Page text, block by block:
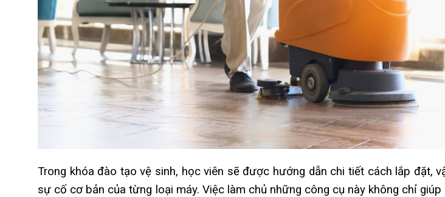
Trong khóa đào tạo vệ sinh, học viên sẽ được hướng dẫn chi tiết cách lắp đặt,
sự cố cơ bản của từng loại máy. Việc làm chủ những công cụ này không chỉ